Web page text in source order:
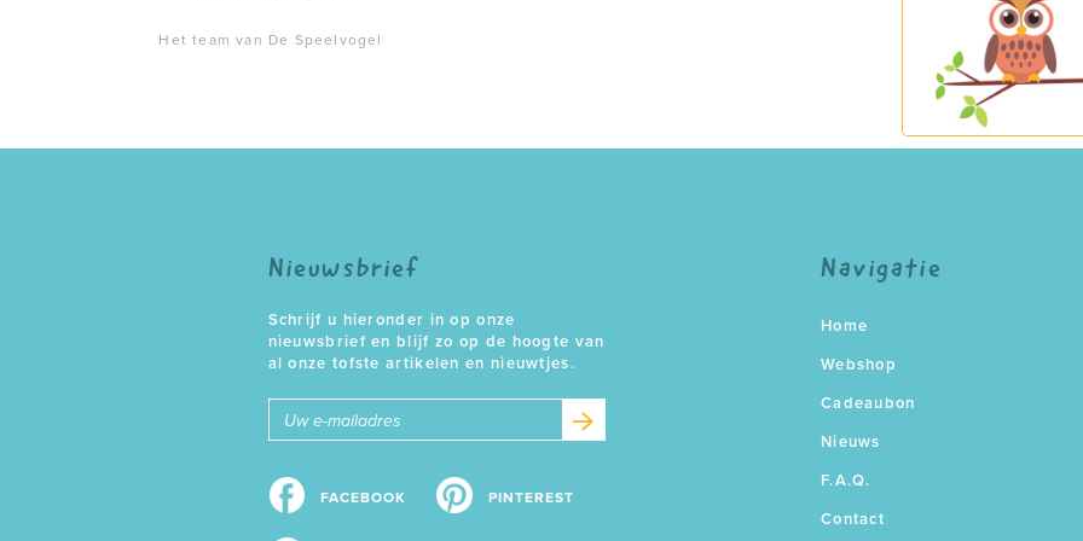
Het team van De Speelvogel
Nieuwsbrief
Schrijf u hieronder in op onze
nieuwsbrief en blijf zo op de hoogte van
al onze tofste artikelen en nieuwtjes.
mailadres
FACEBOOK PINTEREST
Navigatie
Home
Webshop
Cadeaubon
Nieuws
F.A.Q.
Contact